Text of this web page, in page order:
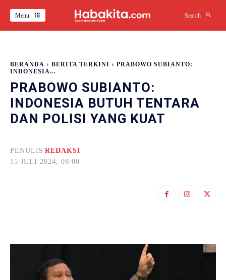
Menu Search
BERANDA BERITA TERKINI
PRABOWO SUBIANTO:
INDONESIA...
PRABOWO SUBIANTO:
INDONESIA BUTUH TENTARA
DAN POLISI YANG KUAT
PENULIS REDAKSI
15 JULI 2024, 09:00